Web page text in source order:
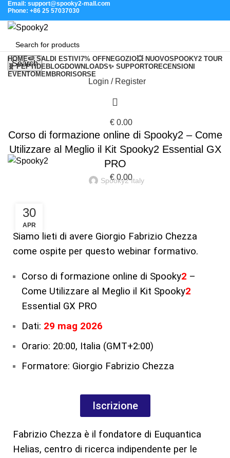
Email: support@spooky2-mall.com
Phone: +86 25 57037030
Search
Login / Register
€0.00
€0.00
HOME🍉 SALDI ESTIVI 7% OFFNEGOZIO💥 NUOVOSPOOKY2 TOUR
🧬 PEPTIDEBLOGDOWNLOADS✨ SUPPORTORECENSIONI
EVENTOMEMBRORISORSE
Corso di formazione online di Spooky2 – Come
Utilizzare al Meglio il Kit Spooky2 Essential GX
PRO
Spooky2 Italy
30
APR
Siamo lieti di avere Giorgio Fabrizio Chezza
come ospite per questo webinar formativo.
Corso di formazione online di Spooky2 –
Come Utilizzare al Meglio il Kit Spooky2
Essential GX PRO
Dati: 29 mag 2026
Orario: 20:00, Italia (GMT+2:00)
Formatore: Giorgio Fabrizio Chezza
Iscrizione
Fabrizio Chezza è il fondatore di Euquantica
Helias, centro di ricerca indipendente per le